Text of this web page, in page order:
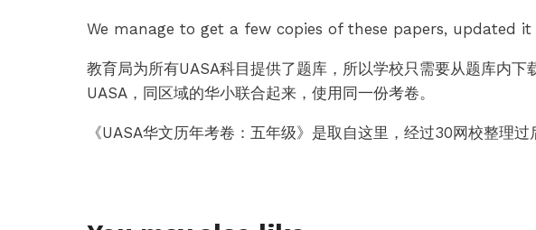
We manage to get a few copies of these papers, updated
教育局为所有UASA科目提供了题库，所以学校只需要从题库内
UASA，同区域的华小联合起来，使用同一份考卷。
《UASA华文历年考卷：五年级》是取自这里，经过30网校整理过